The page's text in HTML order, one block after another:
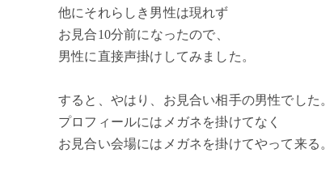
他にそれらしき男性は現れず
お見合10分前になったので、
男性に直接声掛けしてみました。
すると、やはり、お見合い相手の男性でした。
プロフィールにはメガネを掛けてなく
お見合い会場にはメガネを掛けてやって来る。